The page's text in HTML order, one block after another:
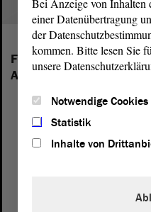
Folgende Fraktionen
Anhalt vertreten:
einer Datenübertragung
der
kommen. Bitte lesen Sie
unsere
Notwendige Cookies
Statistik
Inhalte von